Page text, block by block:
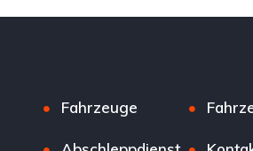
Fahrzeuge